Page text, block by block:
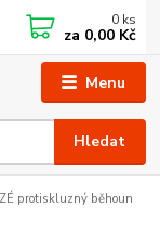
Menu
Hledat
0 ks
za 0,00 Kč
protiskluzný běhoun